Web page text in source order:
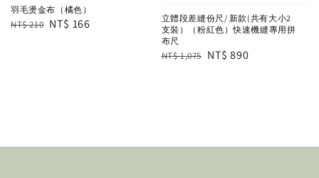
羽毛燙金布（橘色）
Regular
NT$ 210 Sale
NT$ 166
立體段差縫份尺/ 新款(共有大小2
支裝）（粉紅色）快速機縫專用拼
布尺
Regular
NT$ 1,075 Sale
NT$ 890